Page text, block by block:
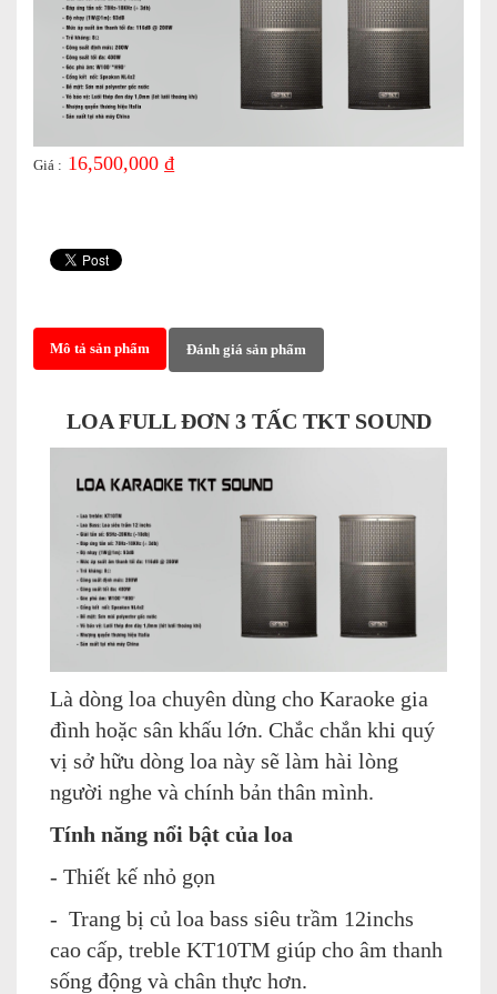
Giá : 16,500,000 ₫
Mô tả sản phẩm Đánh giá sản phẩm
LOA FULL ĐƠN 3 TẤC TKT SOUND
Là dòng loa chuyên dùng cho Karaoke gia
đình hoặc sân khấu lớn. Chắc chắn khi quý
vị sở hữu dòng loa này sẽ làm hài lòng
người nghe và chính bản thân mình.
Tính năng nổi bật của loa
- Thiết kế nhỏ gọn
- Trang bị củ loa bass siêu trầm 12inchs
cao cấp, treble KT10TM giúp cho âm thanh
sống động và chân thực hơn.